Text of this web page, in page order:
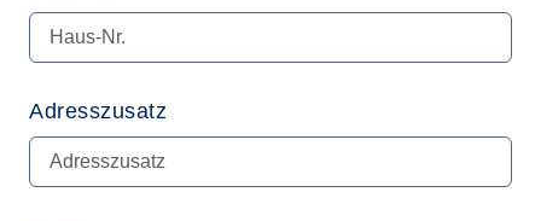
Adresszusatz